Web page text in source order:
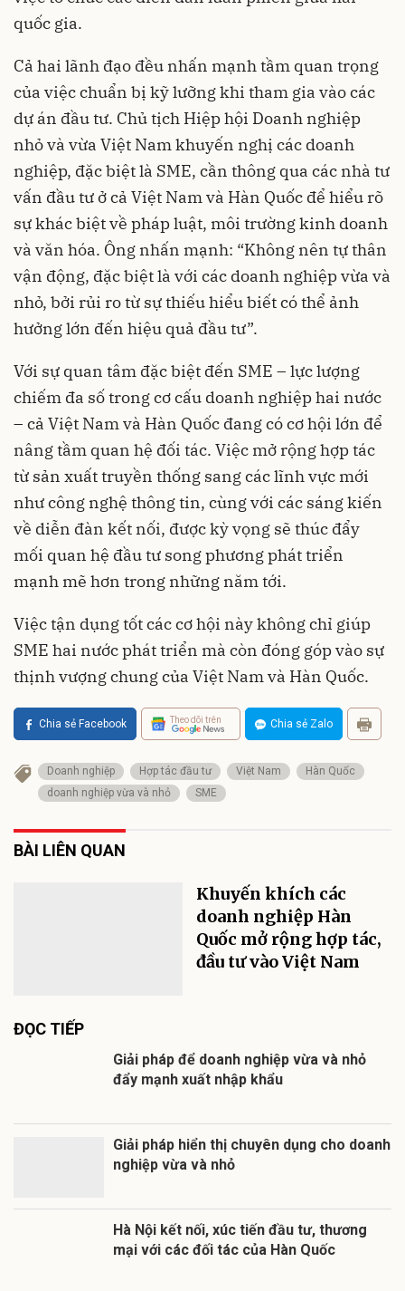
quốc gia.
Cả hai lãnh đạo đều nhấn mạnh tầm quan trọng
của việc chuẩn bị kỹ lưỡng khi tham gia vào các
dự án đầu tư. Chủ tịch Hiệp hội Doanh nghiệp
nhỏ và vừa Việt Nam khuyến nghị các doanh
nghiệp, đặc biệt là SME, cần thông qua các nhà tư
vấn đầu tư ở cả Việt Nam và Hàn Quốc để hiểu rõ
sự khác biệt về pháp luật, môi trường kinh doanh
và văn hóa. Ông nhấn mạnh: “Không nên tự thân
vận động, đặc biệt là với các doanh nghiệp vừa và
nhỏ, bởi rủi ro từ sự thiếu hiểu biết có thể ảnh
hưởng lớn đến hiệu quả đầu tư”.
Với sự quan tâm đặc biệt đến SME – lực lượng
chiếm đa số trong cơ cấu doanh nghiệp hai nước
– cả Việt Nam và Hàn Quốc đang có cơ hội lớn để
nâng tầm quan hệ đối tác. Việc mở rộng hợp tác
từ sản xuất truyền thống sang các lĩnh vực mới
như công nghệ thông tin, cùng với các sáng kiến
về diễn đàn kết nối, được kỳ vọng sẽ thúc đẩy
mối quan hệ đầu tư song phương phát triển
mạnh mẽ hơn trong những năm tới.
Việc tận dụng tốt các cơ hội này không chỉ giúp
SME hai nước phát triển mà còn đóng góp vào sự
thịnh vượng chung của Việt Nam và Hàn Quốc.
Chia sẻ Facebook Theo dõi trên Chia sẻ Zalo
Doanh nghiệp Hợp tác đầu tư Việt Nam
Hàn Quốc
doanh nghiệp vừa và nhỏ
SME
BÀI LIÊN QUAN
Khuyến khích các
doanh nghiệp Hàn
Quốc mở rộng hợp tác,
đầu tư vào Việt Nam
ĐỌC TIẾP
Giải pháp để doanh nghiệp vừa và nhỏ
đẩy mạnh xuất nhập khẩu
Giải pháp hiển thị chuyên dụng cho doanh
nghiệp vừa và nhỏ
Hà Nội kết nối, xúc tiến đầu tư, thương
mại với các đối tác của Hàn Quốc